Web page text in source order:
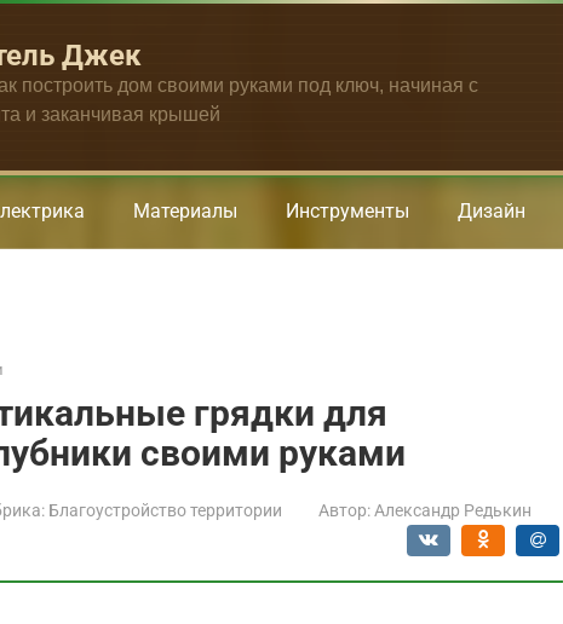
Джек
построить дом своими руками под ключ, начиная с
и заканчивая крышей
Материалы Инструменты Дизайн
грядки для
своими руками
Благоустройство территории Автор: Александр Редькин